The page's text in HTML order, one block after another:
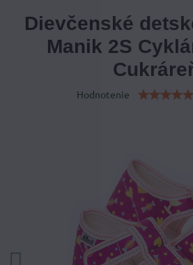
Dievčenské
Manik 2S
Hodnotenie